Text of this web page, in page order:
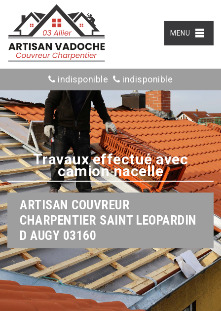
MENU
indisponible indisponible
Travaux effectué avec
camion nacelle
ARTISAN COUVREUR
CHARPENTIER SAINT LEOPARDIN
D AUGY 03160